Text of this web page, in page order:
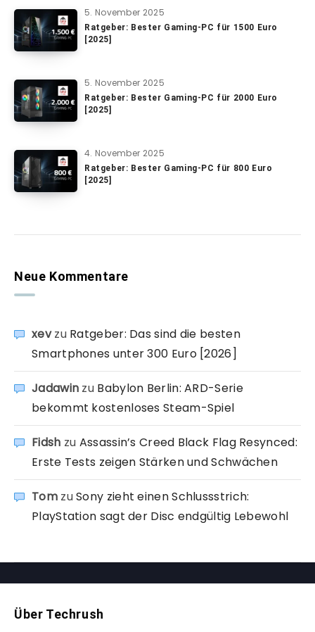
5. November 2025
Ratgeber: Bester Gaming-PC für 1500 Euro
[2025]
5. November 2025
Ratgeber: Bester Gaming-PC für 2000 Euro
[2025]
4. November 2025
Ratgeber: Bester Gaming-PC für 800 Euro
[2025]
Neue Kommentare
xevzu Ratgeber: Das sind die besten
Smartphones unter 300 Euro [2026]
Jadawin zu Babylon Berlin: ARD-Serie
bekommt kostenloses Steam-Spiel
Fidsh zu Assassin’s Creed Black Flag Resynced:
Erste Tests zeigen Stärken und Schwächen
TomzuSony zieht einen Schlussstrich:
PlayStation sagt der Disc endgültig Lebewohl
Über Techrush